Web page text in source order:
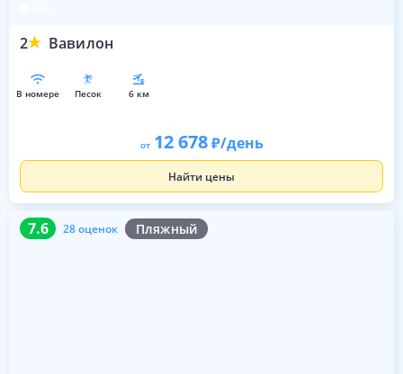
2 Вавилон
в номере песок 6 км
от 12 678 /день
Найти цены
7.6 28 оценок Пляжный
7.6 28 оценок